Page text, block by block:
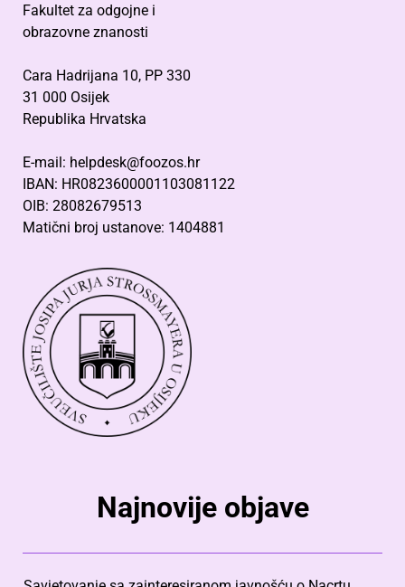
Fakultet za odgojne i
obrazovne znanosti
Cara Hadrijana 10, PP 330
31 000 Osijek
Republika Hrvatska
E-mail: helpdesk@foozos.hr
IBAN: HR0823600001103081122
OIB: 28082679513
Matični broj ustanove: 1404881
Najnovije objave